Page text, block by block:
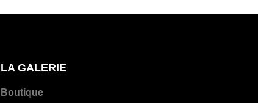
LA GALERIE
Boutique